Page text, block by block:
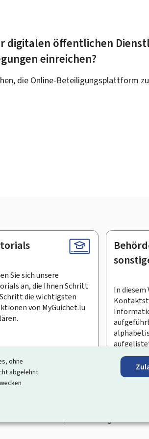
ohne
abgelehnt
digitalen öffentlichen
einreichen?
die Online-Beteiligungsplattform
Sie sich unsere
an, die Ihnen Schritt
die wichtigsten
von MyGuichet.lu
In diesem
mit dem Staat vereinfacht
die von den Behörden und sonstigen
Hinweise Verwaltung der